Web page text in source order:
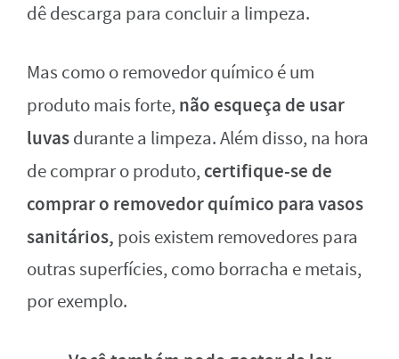
dê descarga para concluir a limpeza.
Mas como o removedor químico é um
produto mais forte, não esqueça de usar
luvasdurante a limpeza. Além disso, na hora
de comprar o produto, certifique-se de
comprar o removedor químico para vasos
sanitários, pois existem removedores para
outras superfícies, como borracha e metais,
por exemplo.